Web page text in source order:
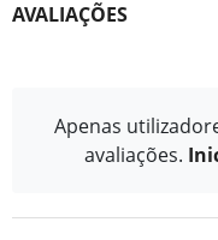
AVALIAÇÕES
Apenas
avaliações.